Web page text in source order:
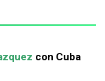
con Cuba